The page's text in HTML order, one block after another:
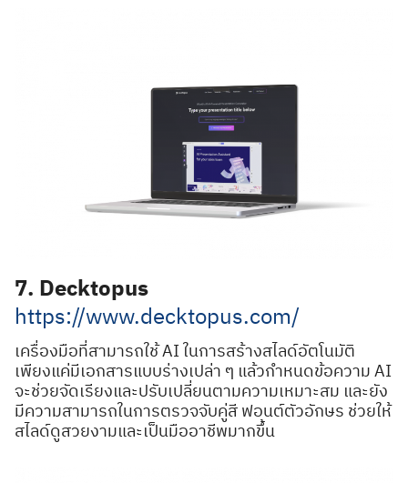
7. Decktopus
https://www.decktopus.com/
เครื่องมือที่สามารถใช้ AI ในการสร้างสไลด์อัตโนมัติ
เพียงแค่มีเอกสารแบบร่างเปล่า ๆ แล้วกำหนดข้อความ AI
จะช่วยจัดเรียงและปรับเปลี่ยนตามความเหมาะสม และยัง
มีความสามารถในการตรวจจับคู่สี ฟอนต์ตัวอักษร ช่วยให้
สไลด์ดูสวยงามและเป็นมืออาชีพมากขึ้น